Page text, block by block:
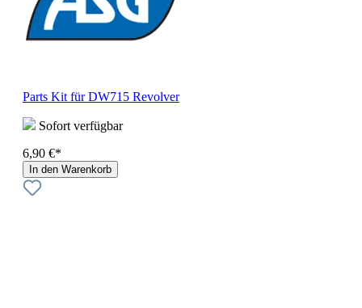
Parts Kit für DW715 Revolver
Sofort verfügbar
6,90 €*
In den Warenkorb